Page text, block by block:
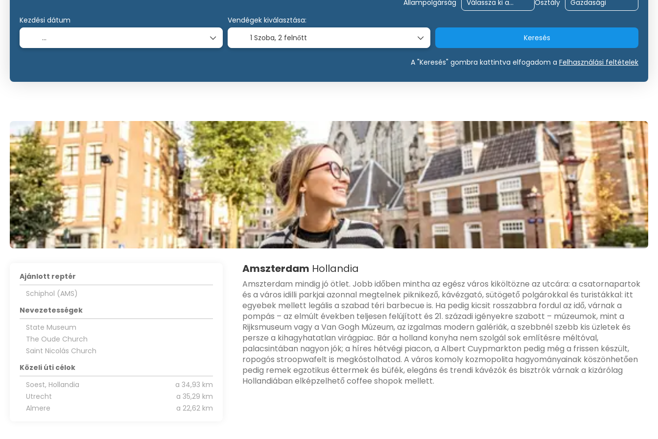
Állampolgárság
Osztály
Kezdési dátum
Vendégek kiválasztása:
1 Szoba, 2 felnőtt Keresés
A "Keresés" gombra kattintva elfogadom a Felhasználási feltételek
Amszterdam Hollandia
Amszterdam mindig jó ötlet. Jobb időben mintha az egész város kiköltözne az utcára: a csatornapartok
és a város idilli parkjai azonnal megtelnek piknikező, kávézgató, sütögető polgárokkal és turistákkal: itt
egyebek mellett legális a szabad téri barbecue is. Ha pedig kicsit rosszabbra fordul az idő, várnak a
pompás – az elmúlt években teljesen felújított és 21. századi igényekre szabott – múzeumok, mint a
Rijksmuseum vagy a Van Gogh Múzeum, az izgalmas modern galériák, a szebbnél szebb kis üzletek és
persze a kihagyhatatlan virágpiac. Bár a holland konyha nem szolgál sok említésre méltóval,
palacsintában nagyon jók; a híres hétvégi piacon, a Albert Cuypmarkton pedig még a frissen készült,
ropogós stroopwafelt is megkóstolhatod. A város komoly kozmopolita hagyományainak köszönhetően
pedig remek egzotikus éttermek és büfék, elegáns és trendi kávézók és bisztrók várnak a kizárólag
Ajánlott reptér
Schiphol (AMS)
Nevezetességek
State Museum
The Oude Church
Saint Nicolás Church
Közeli úti célok
Soest, Hollandia
a 34,93 km
Utrecht
a 35,29 km
Almere
a 22,62 km